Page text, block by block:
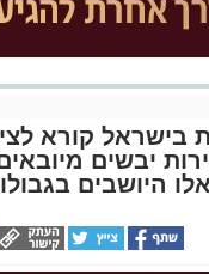
בישראל קורא
יבשים
היושבים